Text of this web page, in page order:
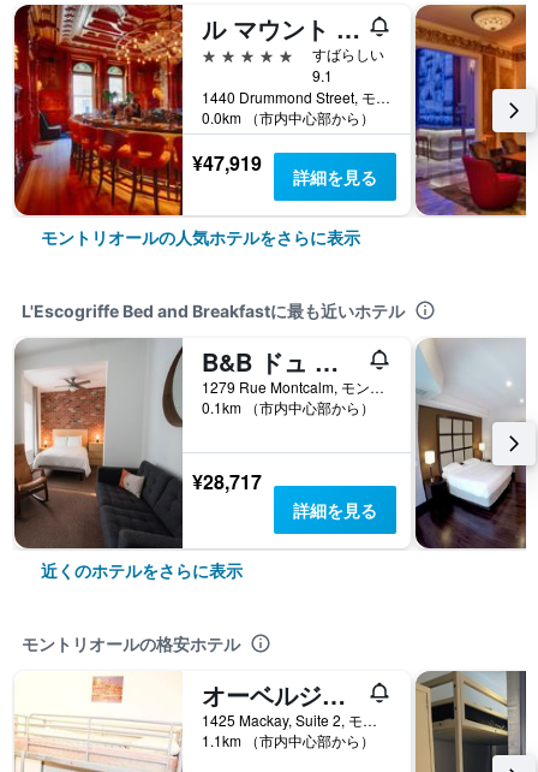
ル マウント ステファン
5つ星
すばらしい
9.1
1440 Drummond Street, モントリオール, QC, カナダ
0.0km （市内中心部から）
¥47,919 詳細を見る
モントリオールの人気ホテルをさらに表示
L'Escogriffe Bed and Breakfastに最も近いホテル
B&B ドュ ビレッジ - BBV
1279 Rue Montcalm, モントリオール, QC, カナダ
0.1km （市内中心部から）
¥28,717
詳細を見る
近くのホテルをさらに表示
モントリオールの格安ホテル
オーベルジュ・ラペロ - ホステル
1425 Mackay, Suite 2, モントリオール, QC, カナダ
1.1km （市内中心部から）